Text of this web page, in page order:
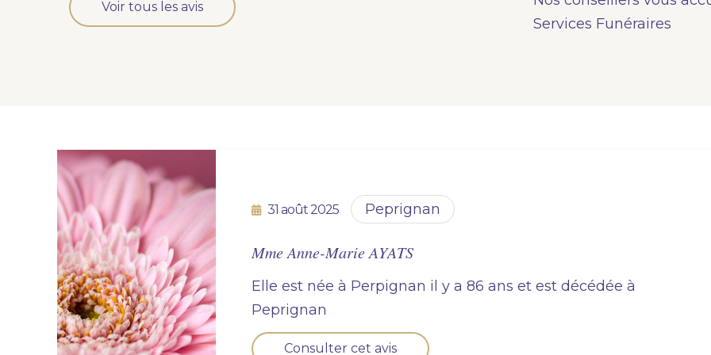
Voir tous les avis
Services Funéraires
31 août 2025 peprignan
Mme Anne-Marie AYATS
Elle est née à Perpignan il y a 86 ans et est décédée à
peprignan
Consulter cet avis